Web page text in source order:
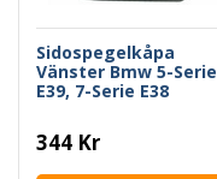
Sidospegelkåpa
Vänster Bmw 5-Serie
E39, 7-Serie E38
344 Kr